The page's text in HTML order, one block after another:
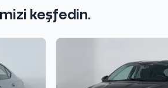
keşfedin.